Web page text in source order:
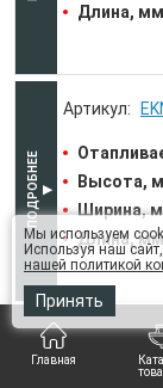
Главная
Длина,
Высота,
Ширина,
Длина,
Мы используем
Используя наш
нашей политикой
Принять